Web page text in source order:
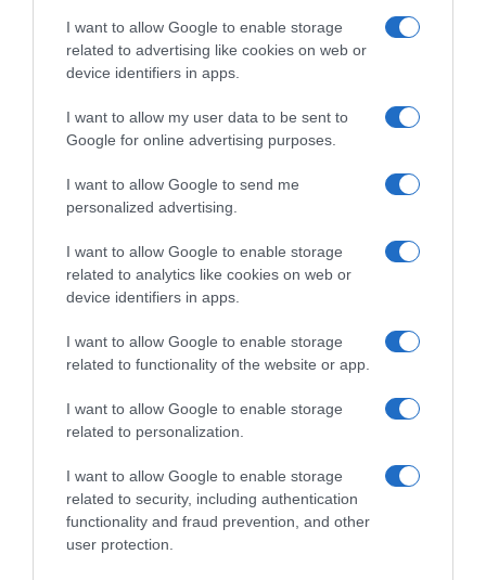
I want to allow Google to enable storage
related to advertising like cookies on web or
device identifiers in apps.
I want to allow my user data to be sent to
Google for online advertising purposes.
I want to allow Google to send me
personalized advertising.
I want to allow Google to enable storage
related to analytics like cookies on web or
device identifiers in apps.
I want to allow Google to enable storage
related to functionality of the website or app.
I want to allow Google to enable storage
related to personalization.
I want to allow Google to enable storage
related to security, including authentication
functionality and fraud prevention, and other
user protection.
της Ζωής μας
Οι άνθρωποι, οι αυθεντικές ιστορίες,
το ελληνικό καλοκαίρι και ένας
ΌΣΑ ΧΡΕΙΆΖΕΣΑΙ
ΡΟΗ ΕΙΔΗΣΕΩΝ
Μεταμόρφωση του Σωτήρος: Τα έθιμα, ο
συμβολισμός και η αλλαγή του καιρού